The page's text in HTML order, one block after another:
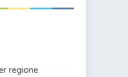
regione